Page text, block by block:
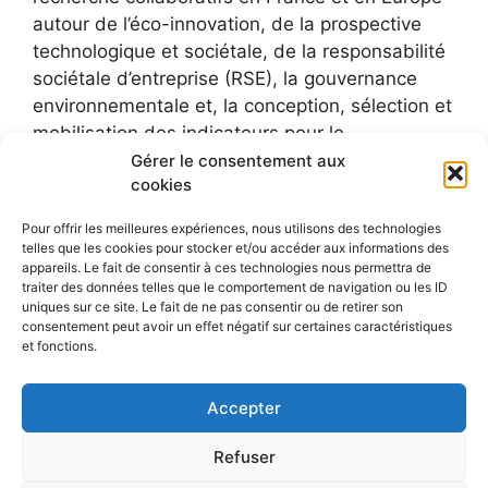
Gérer le consentement aux
cookies
Pour offrir les meilleures expériences, nous utilisons des technologies
telles que les cookies pour stocker et/ou accéder aux informations des
appareils. Le fait de consentir à ces technologies nous permettra de
traiter des données telles que le comportement de navigation ou les ID
uniques sur ce site. Le fait de ne pas consentir ou de retirer son
consentement peut avoir un effet négatif sur certaines caractéristiques
et fonctions.
Accepter
Refuser
autour de l’éco-innovation, de la prospective
technologique et sociétale, de la responsabilité
sociétale d’entreprise (RSE), la gouvernance
environnementale et, la conception, sélection et
mobilisation des indicateurs pour le
développement durable.